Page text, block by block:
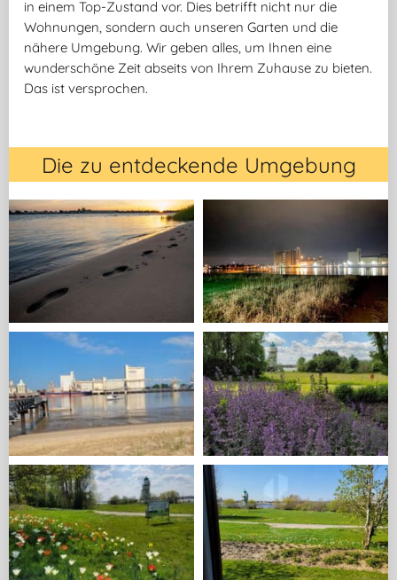
in einem Top-Zustand vor. Dies betrifft nicht nur die
Wohnungen, sondern auch unseren Garten und die
nähere Umgebung. Wir geben alles, um Ihnen eine
wunderschöne Zeit abseits von Ihrem Zuhause zu bieten.
Das ist versprochen.
Die zu entdeckende Umgebung